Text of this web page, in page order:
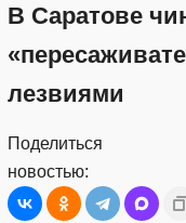
В Саратове
лезвиями
Поделиться
новостью: